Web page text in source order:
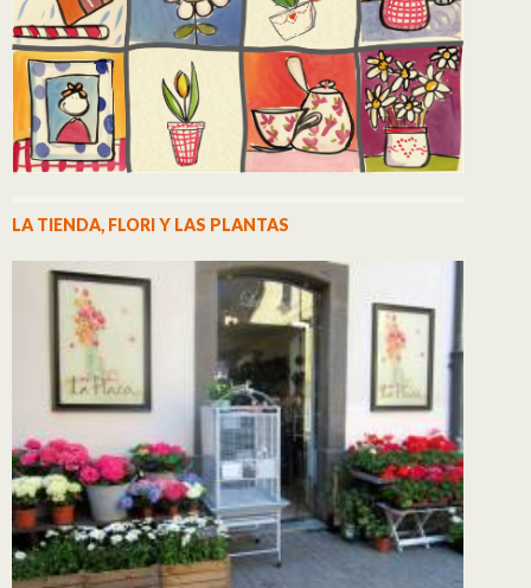
LA TIENDA, FLORI Y LAS PLANTAS